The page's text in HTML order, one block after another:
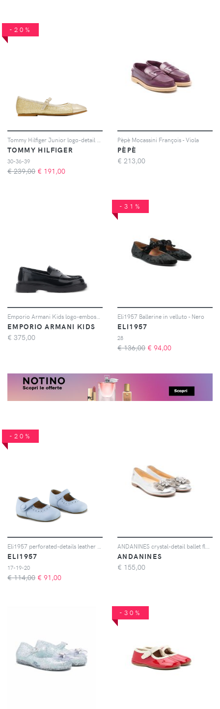
-20%
Tommy Hilfiger Junior logo-detail ballet flat - Oro
TOMMY HILFIGER
30-36-39
€ 239,00 € 191,00
Pèpè Mocassini François - Viola
PÈPÈ
€ 213,00
Emporio Armani Kids logo-embossed loafers - Nero
EMPORIO ARMANI KIDS
€ 375,00
-31%
Eli1957 Ballerine in velluto - Nero
ELI1957
28
€ 136,00 € 94,00
-20%
ELI1957
17-19-20
€ 114,00 € 91,00
ANDANINES
€ 155,00
-30%